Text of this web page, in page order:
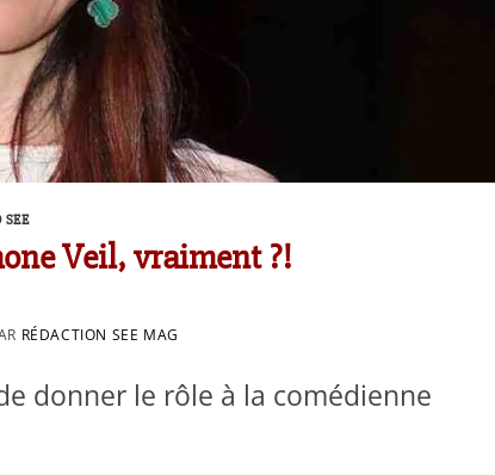
Veil, vraiment ?!
RÉDACTION SEE MAG
donner le rôle à la comédienne